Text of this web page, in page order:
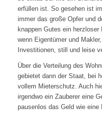
erfüllen ist. So gesehen ist
immer das große Opfer und
knappen Gutes ein
wenn Eigentümer und
Investitionen, still und leise
Über die Verteilung des
gebietet dann der Staat, bei
vollem Mieterschutz. Auch
irgendwo ein Zauberer eine
pausenlos das Geld wie